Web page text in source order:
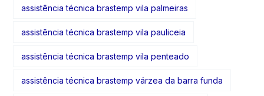
assistência técnica brastemp vila palmeiras
assistência técnica brastemp vila pauliceia
assistência técnica brastemp vila penteado
assistência técnica brastemp várzea da barra funda